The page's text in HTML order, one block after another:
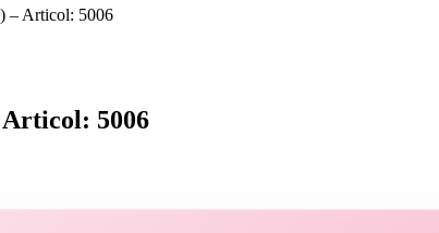
– Articol: 5006
Articol: 5006